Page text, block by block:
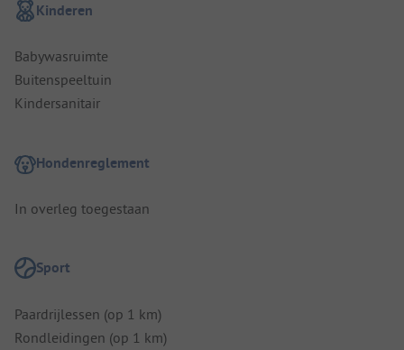
Kinderen
Babywasruimte
Buitenspeeltuin
Kindersanitair
Hondenreglement
In overleg toegestaan
Sport
Paardrijlessen (op 1 km)
Rondleidingen (op 1 km)